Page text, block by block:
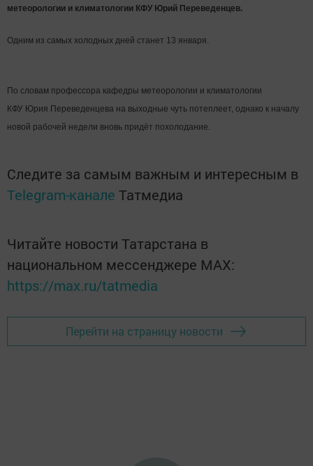
метеорологии и климатологии КФУ Юрий Переведенцев.
Одним из самых холодных дней станет 13 января.
По словам профессора кафедры метеорологии и климатологии
КФУ Юрия Переведенцева на выходные чуть потеплеет, однако к началу
новой рабочей недели вновь придёт похолодание.
Следите за самым важным и интересным в
Telegram-канале Татмедиа
Читайте новости Татарстана в
национальном мессенджере MАХ:
https://max.ru/tatmedia
Перейти на страницу новости